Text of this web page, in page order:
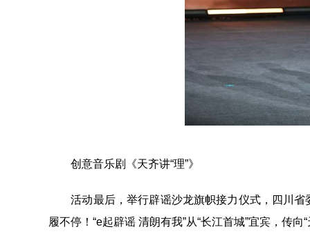
创意音乐剧《天齐讲“理”》
活动最后，举行辟谣沙龙旗帜接力仪式，四川省
履不停！“e起辟谣 清朗有我”从“长江首城”宜宾，传向